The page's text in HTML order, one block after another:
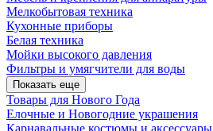
Мелкобытовая техника
Кухонные приборы
Белая техника
Мойки высокого давления
Фильтры и умягчители для воды
Показать еще
Товары для Нового Года
Елочные и Новогодние украшения
Карнавальные костюмы и аксессуары